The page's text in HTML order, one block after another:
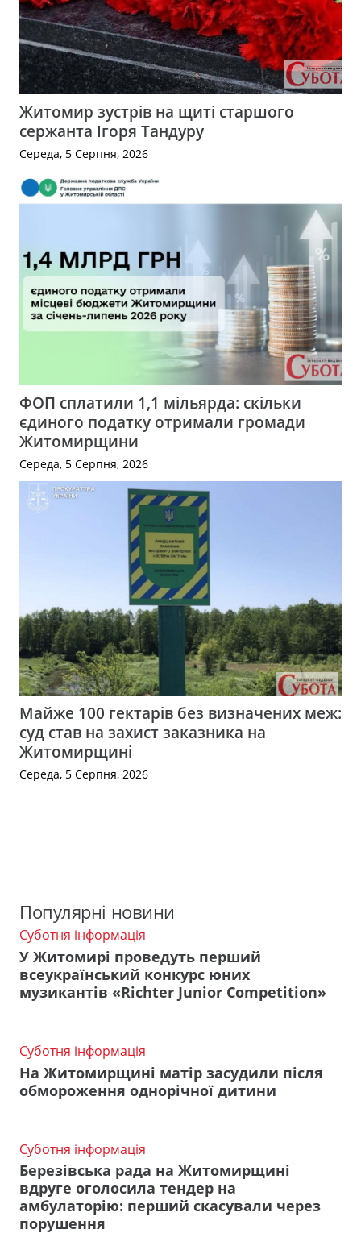
Житомир зустрів на щиті старшого
сержанта Ігоря Тандуру
Середа, 5 Серпня, 2026
ФОП сплатили 1,1 мільярда: скільки
єдиного податку отримали громади
Житомирщини
Середа, 5 Серпня, 2026
Майже 100 гектарів без визначених меж:
суд став на захист заказника на
Житомирщині
Середа, 5 Серпня, 2026
Популярні новини
Суботня інформація
У Житомирі проведуть перший
всеукраїнський конкурс юних
музикантів «Richter Junior Competition»
Суботня інформація
На Житомирщині матір засудили після
обмороження однорічної дитини
Суботня інформація
Березівська рада на Житомирщині
вдруге оголосила тендер на
амбулаторію: перший скасували через
порушення